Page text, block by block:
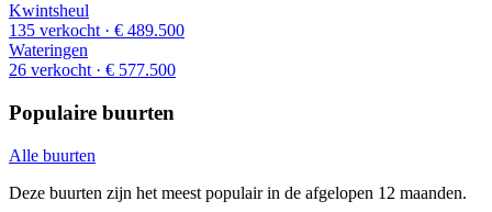
Kwintsheul
135 verkocht · € 489.500
Wateringen
26 verkocht · € 577.500
Populaire buurten
Alle buurten
Deze buurten zijn het meest populair in de afgelopen 12 maanden.